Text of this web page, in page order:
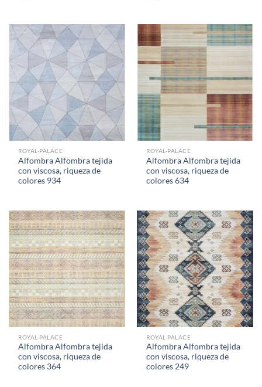
ROYAL-PALACE
Alfombra Alfombra tejida
con viscosa, riqueza de
colores 934
ROYAL-PALACE
Alfombra Alfombra tejida
con viscosa, riqueza de
colores 634
ROYAL-PALACE
Alfombra Alfombra tejida
con viscosa, riqueza de
colores 364
ROYAL-PALACE
Alfombra Alfombra tejida
con viscosa, riqueza de
colores 249